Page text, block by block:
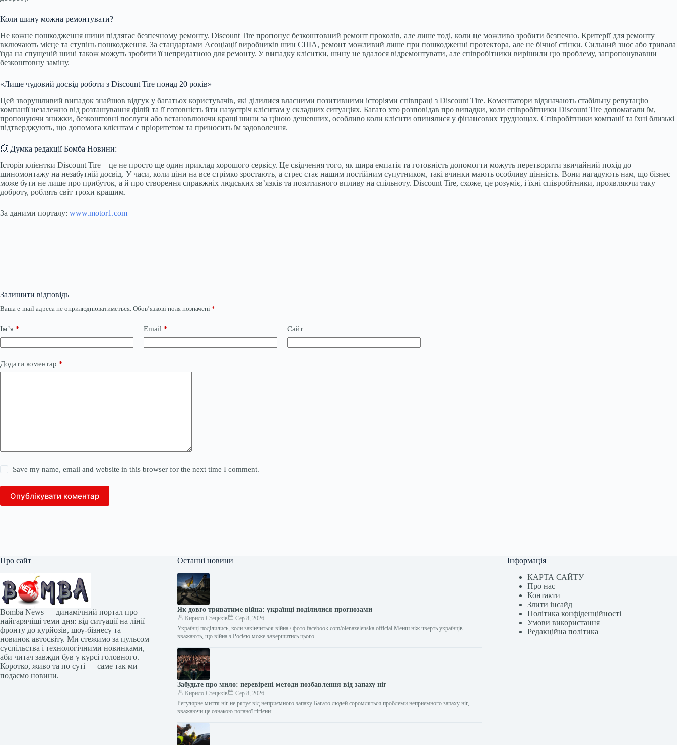
Коли шину можна ремонтувати?
Не кожне пошкодження шини підлягає безпечному ремонту. Discount Tire пропонує безкоштовний ремонт проколів, але лише тоді, коли це можливо зробити безпечно. Критерії для ремонту
включають місце та ступінь пошкодження. За стандартами Асоціації виробників шин США, ремонт можливий лише при пошкодженні протектора, але не бічної стінки. Сильний знос або тривала
їзда на спущеній шині також можуть зробити її непридатною для ремонту. У випадку клієнтки, шину не вдалося відремонтувати, але співробітники вирішили цю проблему, запропонувавши
безкоштовну заміну.
«Лише чудовий досвід роботи з Discount Tire понад 20 років»
Цей зворушливий випадок знайшов відгук у багатьох користувачів, які ділилися власними позитивними історіями співпраці з Discount Tire. Коментатори відзначають стабільну репутацію
компанії незалежно від розташування філій та її готовність йти назустріч клієнтам у складних ситуаціях. Багато хто розповідав про випадки, коли співробітники Discount Tire допомагали їм,
пропонуючи знижки, безкоштовні послуги або встановлюючи кращі шини за ціною дешевших, особливо коли клієнти опинялися у фінансових труднощах. Співробітники компанії та їхні близькі
підтверджують, що допомога клієнтам є пріоритетом та приносить їм задоволення.
💥 Думка редакції Бомба Новини:
Історія клієнтки Discount Tire – це не просто ще один приклад хорошого сервісу. Це свідчення того, як щира емпатія та готовність допомогти можуть перетворити звичайний похід до
шиномонтажу на незабутній досвід. У часи, коли ціни на все стрімко зростають, а стрес стає нашим постійним супутником, такі вчинки мають особливу цінність. Вони нагадують нам, що бізнес
може бути не лише про прибуток, а й про створення справжніх людських зв’язків та позитивного впливу на спільноту. Discount Tire, схоже, це розуміє, і їхні співробітники, проявляючи таку
доброту, роблять світ трохи кращим.
За даними порталу: www.motor1.com
Залишити відповідь
Ваша e-mail адреса не оприлюднюватиметься. Обов’язкові поля позначені *
Ім’я * Email * Сайт
Додати коментар *
Save my name, email and website in this browser for the next time I comment.
Опублікувати коментар
Про сайт
Bomba News — динамічний портал про
найгарячіші теми дня: від ситуації на лінії
фронту до курйозів, шоу-бізнесу та
новинок автосвіту. Ми стежимо за пульсом
суспільства і технологічними новинками,
аби читач завжди був у курсі головного.
Коротко, живо та по суті — саме так ми
подаємо новини.
Останні новини
Як довго триватиме війна: українці поділилися прогнозами
Кирило Стецьків
Сер 8, 2026
Українці поділились, коли закінчиться війна / фото facebook.com/olenazelenska.official Менш ніж чверть українців
вважають, що війна з Росією може завершитись цього…
Забудьте про мило: перевірені методи позбавлення від запаху ніг
Кирило Стецьків
Сер 8, 2026
Регулярне миття ніг не рятує від неприємного запаху Багато людей соромляться проблеми неприємного запаху ніг,
вважаючи це ознакою поганої гігієни.…
Інформація
КАРТА САЙТУ
Про нас
Контакти
Злити інсайд
Політика конфіденційності
Умови використання
Редакційна політика